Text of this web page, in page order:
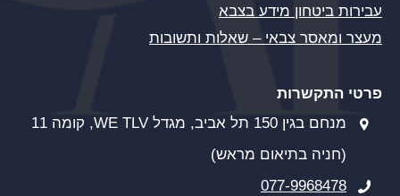
עבירות ביטחון מידע בצבא
מעצר ומאסר צבאי – שאלות ותשובות
פרטי התקשרות
מנחם בגין 150 תל אביב, מגדל WE TLV, קומה 11
(חניה בתיאום מראש)
077-9968478